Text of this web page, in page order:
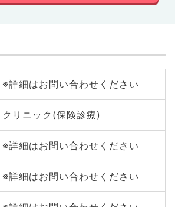
※詳細はお問い合わせください
クリニック(保険診療)
※詳細はお問い合わせください
※詳細はお問い合わせください